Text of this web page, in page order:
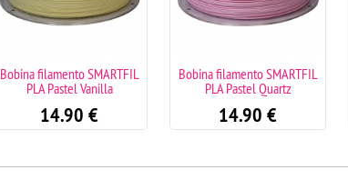
Bobina filamento SMARTFIL
PLA Pastel Vanilla
14.90 €
Bobina filamento SMARTFIL
PLA Pastel Quartz
14.90 €